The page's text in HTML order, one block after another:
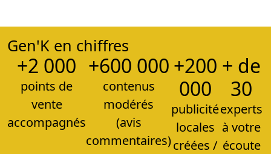
Gen'K en chiffres
+2 000
points de
vente
accompagnés
+600 000
contenus
modérés
(avis
commentaires)
+200
000
publicité
locales
créées /
+ de
30
experts
à votre
écoute